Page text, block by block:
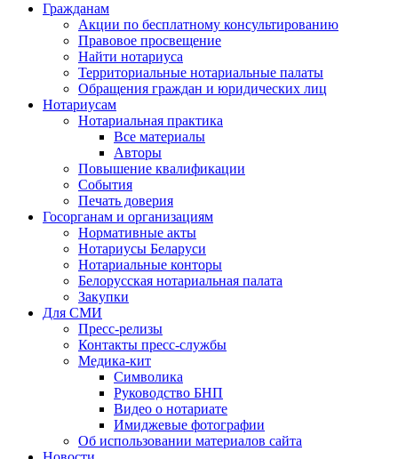
Гражданам
Акции по бесплатному консультированию
Правовое просвещение
Найти нотариуса
Территориальные нотариальные палаты
Обращения граждан и юридических лиц
Нотариусам
Нотариальная практика
Все материалы
Авторы
Повышение квалификации
События
Печать доверия
Госорганам и организациям
Нормативные акты
Нотариусы Беларуси
Нотариальные конторы
Белорусская нотариальная палата
Закупки
Для СМИ
Пресс-релизы
Контакты пресс-службы
Медика-кит
Символика
Руководство БНП
Видео о нотариате
Имиджевые фотографии
Об использовании материалов сайта